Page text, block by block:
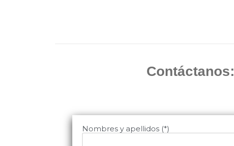
Contáctanos:
Nombres y apellidos (*)